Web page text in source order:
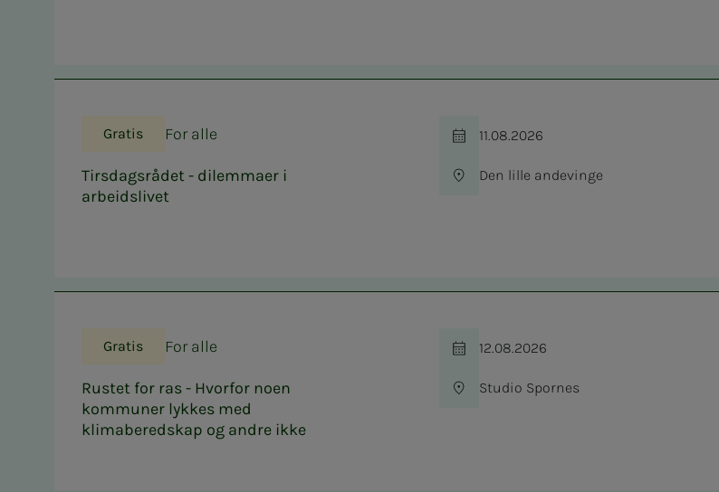
Gratis For alle
Tirsdagsrådet - dilemmaer i
arbeidslivet
Tid
11.08.2026
Sted
Den lille andevinge
Gratis For alle
Rustet for ras - Hvorfor noen
kommuner lykkes med
klimaberedskap og andre ikke
Tid
12.08.2026
Sted
Studio Spornes